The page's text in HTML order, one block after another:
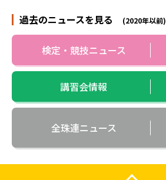
過去のニュースを見る (2020年以前)
検定・競技ニュース
講習会情報
全珠連ニュース